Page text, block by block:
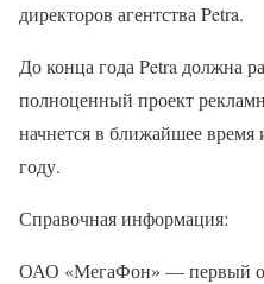
директоров агентства Petra.
До конца года Petra должна
полноценный проект
начнется в ближайшее
году.
Справочная информация:
ОАО «МегаФон» — первый